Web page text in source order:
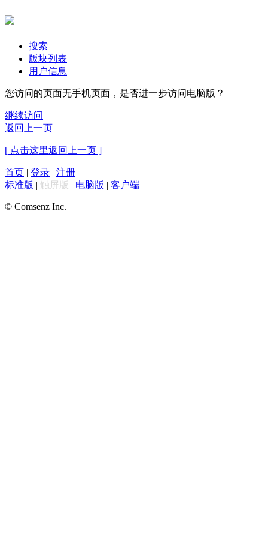
搜索
版块列表
用户信息
您访问的页面无手机页面，是否进一步访问电脑版？
继续访问
返回上一页
[ 点击这里返回上一页 ]
首页 | 登录 | 注册
标准版 | 触屏版 | 电脑版 | 客户端
© Comsenz Inc.